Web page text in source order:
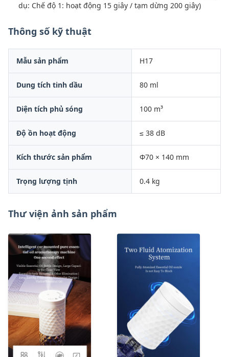
dụ: Chế độ 1: hoạt động 15 giây / tạm dừng 200 giây)
Thông số kỹ thuật
Mẫu sản phẩm H17
Dung tích tinh dầu 80 ml
Diện tích phủ sóng 100 m³
Độ ồn hoạt động ≤ 38 dB
Kích thước sản phẩm Φ70 × 140 mm
Trọng lượng tịnh 0.4 kg
Thư viện ảnh sản phẩm